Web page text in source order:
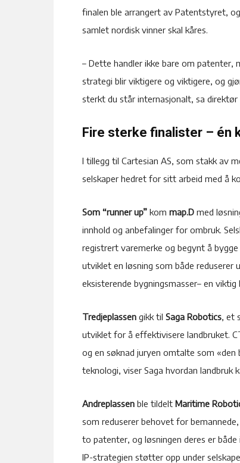
finalen ble arrangert av Patentstyret,
samlet nordisk vinner skal kåres.
– Dette handler ikke bare om patenter,
strategi blir viktigere og viktigere, og
sterkt du står internasjonalt, sa
Fire sterke finalister – én
I tillegg til Cartesian AS, som stakk av
selskaper hedret for sitt arbeid med å
Som “runner up” kom map.D med
innhold og anbefalinger for ombruk.
registrert varemerke og begynt å
utviklet en løsning som både reduserer
eksisterende bygningsmasser– en
Tredjeplassen gikk til Saga Robotics, et
utviklet for å effektivisere landbruket.
og en søknad juryen omtalte som
teknologi, viser Saga hvordan landbruk
Andreplassen ble tildelt Maritime
som reduserer behovet for
to patenter, og løsningen deres er
IP-strategien støtter opp under